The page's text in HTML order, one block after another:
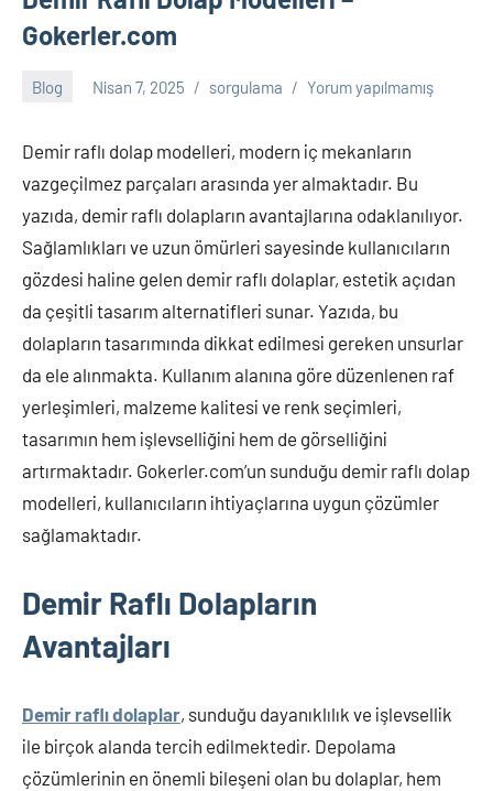
trafik
sorgulama,
sorgulama,
sorgulama,
bilet
sorgulama,
vergi
sorgulama
gibi
birçok
konuda
bilgiyi
bulabilirsiniz.
Gokerler.com
Blog Nisan 7, 2025 sorgulama Yorum yapılmamış
Demir raflı dolap modelleri, modern iç mekanların
vazgeçilmez parçaları arasında yer almaktadır. Bu
yazıda, demir raflı dolapların avantajlarına odaklanılıyor.
Sağlamlıkları ve uzun ömürleri sayesinde kullanıcıların
gözdesi haline gelen demir raflı dolaplar, estetik açıdan
da çeşitli tasarım alternatifleri sunar. Yazıda, bu
dolapların tasarımında dikkat edilmesi gereken unsurlar
da ele alınmakta. Kullanım alanına göre düzenlenen raf
yerleşimleri, malzeme kalitesi ve renk seçimleri,
tasarımın hem işlevselliğini hem de görselliğini
artırmaktadır. Gokerler.com’un sunduğu demir raflı dolap
modelleri, kullanıcıların ihtiyaçlarına uygun çözümler
sağlamaktadır.
Demir Raflı Dolapların
Avantajları
Demir raflı dolaplar, sunduğu dayanıklılık ve işlevsellik
ile birçok alanda tercih edilmektedir. Depolama
çözümlerinin en önemli bileşeni olan bu dolaplar, hem